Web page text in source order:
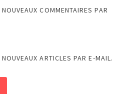
COMMENTAIRES PAR
ARTICLES PAR E-MAIL.